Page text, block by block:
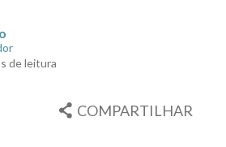
de leitura
COMPARTILHAR